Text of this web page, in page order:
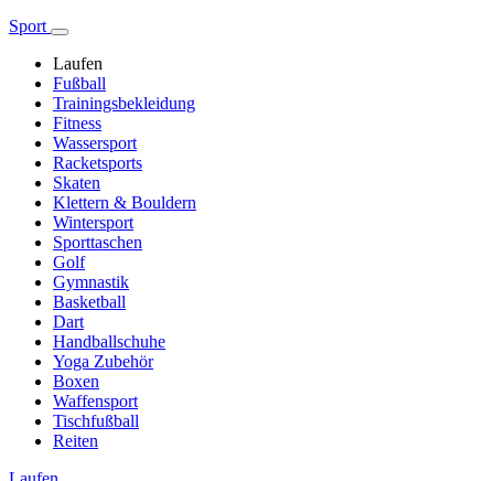
Sport
Laufen
Fußball
Trainingsbekleidung
Fitness
Wassersport
Racketsports
Skaten
Klettern & Bouldern
Wintersport
Sporttaschen
Golf
Gymnastik
Basketball
Dart
Handballschuhe
Yoga Zubehör
Boxen
Waffensport
Tischfußball
Reiten